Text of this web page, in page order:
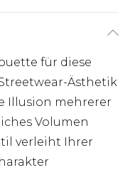
für diese
Ästhetik
Illusion mehrerer
Volumen
verleiht Ihrer